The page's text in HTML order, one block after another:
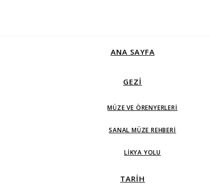
ANA SAYFA
GEZİ
MÜZE VE ÖRENYERLERI
SANAL MÜZE REHBERI
LIKYA YOLU
TARİH